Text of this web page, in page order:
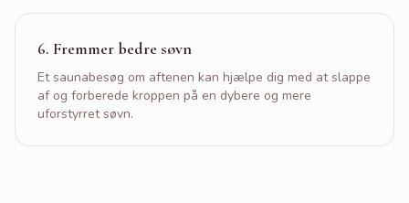
6. Fremmer bedre søvn
Et saunabesøg om aftenen kan hjælpe dig med at slappe
af og forberede kroppen på en dybere og mere
uforstyrret søvn.